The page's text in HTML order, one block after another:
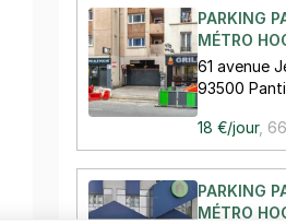
PARKING
MÉTRO
61 avenue
93500
18 €/jour,
PARKING
MÉTRO